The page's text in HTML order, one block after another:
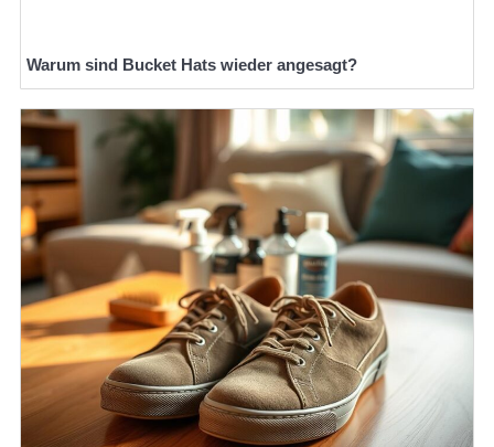
Warum sind Bucket Hats wieder angesagt?